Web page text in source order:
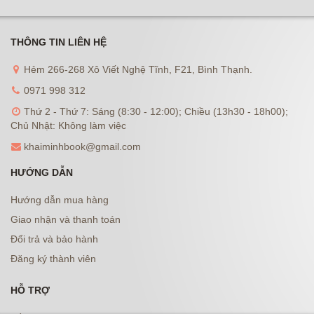
THÔNG TIN LIÊN HỆ
Hẻm 266-268 Xô Viết Nghệ Tĩnh, F21, Bình Thạnh.
0971 998 312
Thứ 2 - Thứ 7: Sáng (8:30 - 12:00); Chiều (13h30 - 18h00);
Chủ Nhật: Không làm việc
khaiminhbook@gmail.com
HƯỚNG DẪN
Hướng dẫn mua hàng
Giao nhận và thanh toán
Đổi trả và bảo hành
Đăng ký thành viên
HỖ TRỢ